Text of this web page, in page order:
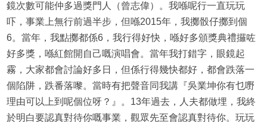
鏡次數可能仲多過獎門人（曾志偉）。我喺呢行一直玩玩
吓，事業上無行前過半步，但喺2015年，我擲骰仔擲到個
6。當年，我點擲都係6，我行得好快，喺好多頒獎典禮攞咗
好多獎，喺紅館開自己嘅演唱會。當年我打錯字，眼鏡起
霧，大家都會討論好多日，但係行得幾快都好，都會跌落一
個陷阱，跌番落嚟。當時有把聲音同我講『吳業坤你有乜嘢
理由可以上到呢個位呀？』。13年過去，人夫都做埋，我終
於明白要認真對待你嘅事業，觀眾先至會認真對待你。玩玩